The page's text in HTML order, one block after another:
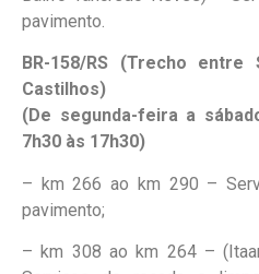
pavimento.
BR-158/RS (Trecho
Castilhos)
(De segunda-feira a
7h30 às 17h30)
– km 266 ao km 290 –
pavimento;
– km 308 ao km 264 –